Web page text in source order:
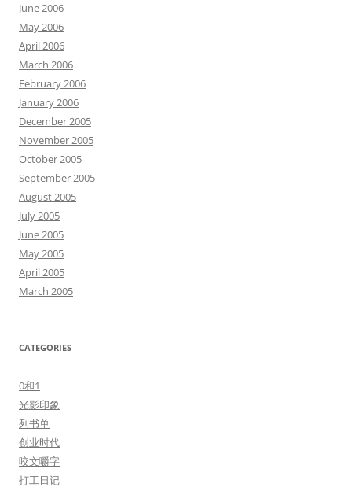
June 2006
May 2006
April 2006
March 2006
February 2006
January 2006
December 2005
November 2005
October 2005
September 2005
August 2005
July 2005
June 2005
May 2005
April 2005
March 2005
CATEGORIES
0和1
光影印象
列书单
创业时代
咬文嚼字
打工日记